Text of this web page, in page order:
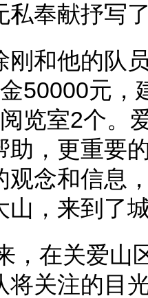
私奉献抒写
他的队员
50000元，
览室2个。
助，更重要
观念和信息
山，来到了
在关爱山
将关注的目